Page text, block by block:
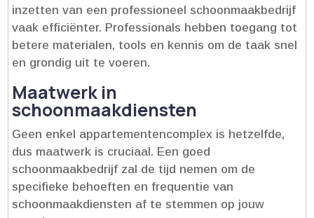
inzetten van een professioneel schoonmaakbedrijf
vaak efficiënter.​ Professionals hebben toegang tot
betere materialen, tools en kennis om de taak snel
en grondig uit te voeren.​
Maatwerk in
schoonmaakdiensten
Geen enkel appartementencomplex is hetzelfde,
dus maatwerk is cruciaal.​ Een goed
schoonmaakbedrijf zal de tijd nemen om de
specifieke behoeften en frequentie van
schoonmaakdiensten af te stemmen op jouw